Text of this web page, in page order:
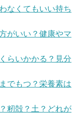
なくてもいい持ち
がいい？健康やマ
らいかかる？見分
でもつ？栄養素は
籾殻？土？どれが